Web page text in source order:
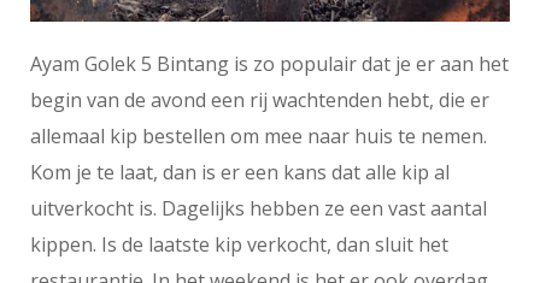
Ayam Golek 5 Bintang is zo populair dat je er aan het
begin van de avond een rij wachtenden hebt, die er
allemaal kip bestellen om mee naar huis te nemen.
Kom je te laat, dan is er een kans dat alle kip al
uitverkocht is. Dagelijks hebben ze een vast aantal
kippen. Is de laatste kip verkocht, dan sluit het